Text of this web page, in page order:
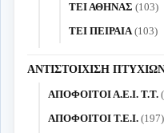
ΤΕΙ ΑΘΗΝΑΣ (103)
ΤΕΙ ΠΕΙΡΑΙΑ(103)
ΑΝΤΙΣΤΟΙΧΙΣΗ
ΑΠΟΦΟΙΤΟΙ Α.Ε.Ι. Τ.Τ.
ΑΠΟΦΟΙΤΟΙ Τ.Ε.Ι. (197)